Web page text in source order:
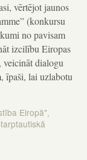
vērtējot jaunos
(konkursu
no pavisam
izcilību Eiropas
veicināt dialogu
īpaši, lai uzlabotu
Eiropā",